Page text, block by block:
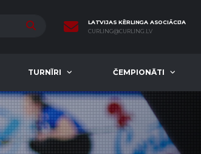
LATVIJAS KĒRLINGA ASOCIĀCIJA
CURLING@CURLING.LV
TURNĪRI ČEMPIONĀTI